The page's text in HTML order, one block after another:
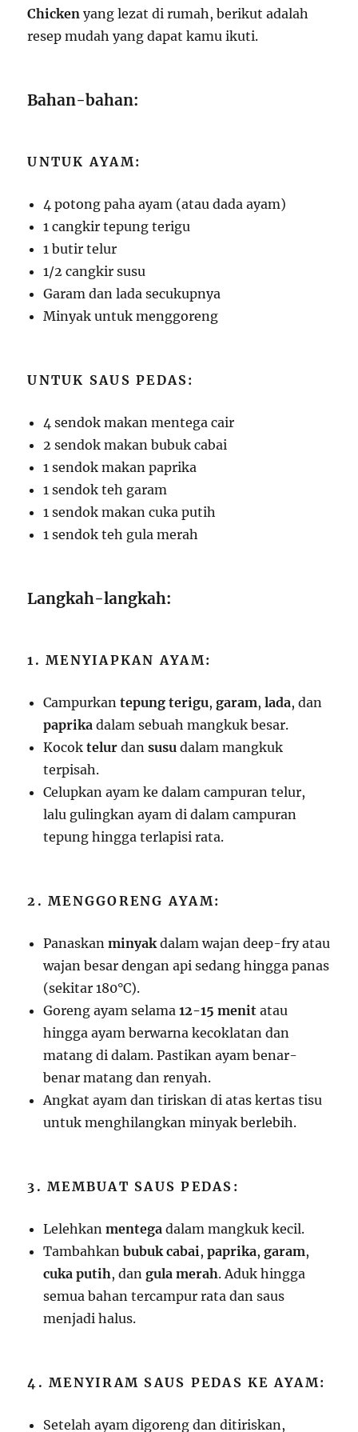
Chicken yang lezat di rumah, berikut adalah
resep mudah yang dapat kamu ikuti.
Bahan-bahan:
UNTUK AYAM:
4 potong paha ayam (atau dada ayam)
1 cangkir tepung terigu
1 butir telur
1/2 cangkir susu
Garam dan lada secukupnya
Minyak untuk menggoreng
UNTUK SAUS PEDAS:
4 sendok makan mentega cair
2 sendok makan bubuk cabai
1 sendok makan paprika
1 sendok teh garam
1 sendok makan cuka putih
1 sendok teh gula merah
Langkah-langkah:
1. MENYIAPKAN AYAM:
Campurkantepung terigu,garam,lada, dan
paprika dalam sebuah mangkuk besar.
Kocoktelur dansusu dalam mangkuk
terpisah.
Celupkan ayam ke dalam campuran telur,
lalu gulingkan ayam di dalam campuran
tepung hingga terlapisi rata.
2. MENGGORENG AYAM:
Panaskanminyak dalam wajan deep-fry atau
wajan besar dengan api sedang hingga panas
(sekitar 180°C).
Goreng ayam selama12-15 menit atau
hingga ayam berwarna kecoklatan dan
matang di dalam. Pastikan ayam benar-
benar matang dan renyah.
Angkat ayam dan tiriskan di atas kertas tisu
untuk menghilangkan minyak berlebih.
3. MEMBUAT SAUS PEDAS:
Lelehkanmentega dalam mangkuk kecil.
Tambahkanbubuk cabai ,paprika,garam,
cuka putih, dangula merah. Aduk hingga
semua bahan tercampur rata dan saus
menjadi halus.
4. MENYIRAM SAUS PEDAS KE AYAM:
Setelah ayam digoreng dan ditiriskan,